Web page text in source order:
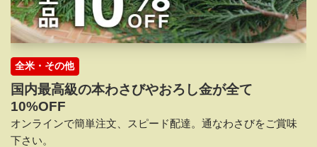
全米・その他
国内最高級の本わさびやおろし金が全て
10%OFF
オンラインで簡単注文、スピード配達。通なわさびをご賞味
下さい。